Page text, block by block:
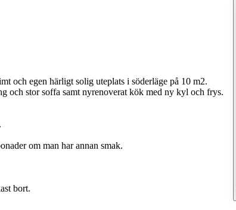
och egen härligt solig uteplats i söderläge på 10 m2.
och stor soffa samt nyrenoverat kök med ny kyl och frys.
om man har annan smak.
bort.